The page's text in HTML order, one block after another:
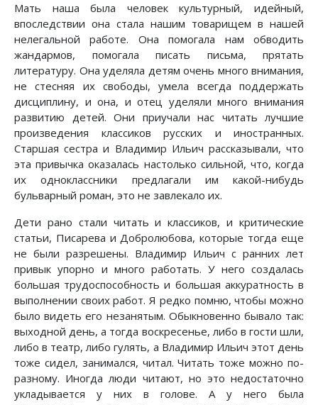
Мать наша была человек культурный, идейный,
впоследствии она стала нашим товарищем в нашей
нелегальной работе. Она помогала нам обводить
жандармов, помогала писать письма, прятать
литературу. Она уделяла детям очень много внимания,
не стесняя их свободы, умела всегда поддержать
дисциплину, и она, и отец уделяли много внимания
развитию детей. Они приучали нас читать лучшие
произведения классиков русских и иностранных.
Старшая сестра и Владимир Ильич рассказывали, что
эта привычка оказалась настолько сильной, что, когда
их одноклассники предлагали им какой-нибудь
бульварный роман, это не завлекало их.
Дети рано стали читать и классиков, и критические
статьи, Писарева и Добролюбова, которые тогда еще
не были разрешены. Владимир Ильич с ранних лет
привык упорно и много работать. У него создалась
большая трудоспособность и большая аккуратность в
выполнении своих работ. Я редко помню, чтобы можно
было видеть его незанятым. Обыкновенно бывало так:
выходной день, а тогда воскресенье, либо в гости шли,
либо в театр, либо гулять, а Владимир Ильич этот день
тоже сидел, занимался, читал. Читать тоже можно по-
разному. Иногда люди читают, но это недостаточно
укладывается у них в голове. А у него была